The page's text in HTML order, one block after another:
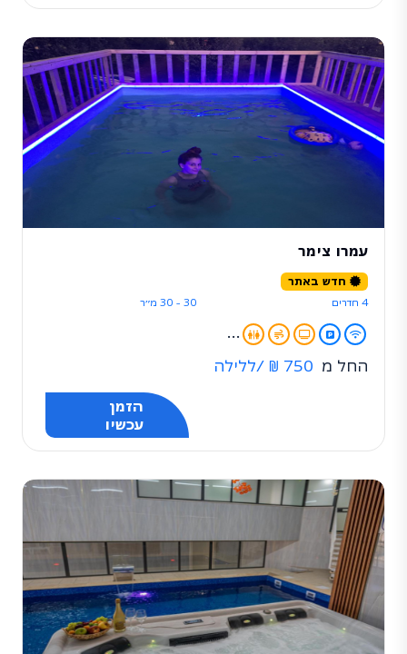
עמרו צימר
חדש באתר
4 חדרים 30 - 30 מ״ר
...
החל מ 750 ₪ /ללילה
הזמן
עכשיו